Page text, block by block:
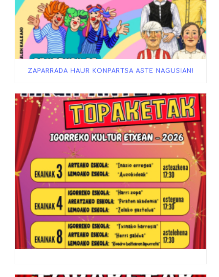
ZAPARRADA HAUR KONPARTSA ASTE NAGUSIAN!